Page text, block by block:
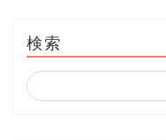
検索